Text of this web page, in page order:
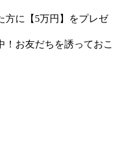
方に【5万円】をプレゼ
お友だちを誘っておこ